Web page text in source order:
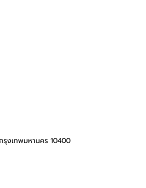
งเทพมหานคร 10400